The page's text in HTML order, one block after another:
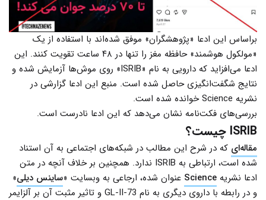
براساس این ادعا «پژوهشگران» موفق شده‌اند با استفاده از یک
«مولکول هوشمند» حافظه مغز را تنها در ۴۸ ساعت تقویت کنند. این
ادعا می‌افزاید که دارویی به نام «ISRIB» روی موش‌ها آزمایش شده و
نتایج شگفت‌انگیزی حاصل شده است. منبع این ادعا گزارشی در
نشریه Science خوانده شده است.
بررسی‌های فکت‌نامه نشان می‌دهد که این ادعا نادرست است.
ISRIB چیست؟
مقاله‌ای که در شرح این مطالب در شبکه‌های اجتماعی به آن استناد
شده است، ارتباطی به ISRIB ندارد. همچنین بر خلاف آنچه در متن
ادعا نشریه Science عنوان شده، ارجاعی به وبسایت «ساینس دیلی»
و در رابطه با داروی دیگری به نام GL-II-73 و تاثیر مثبت آن بر آلزایمر